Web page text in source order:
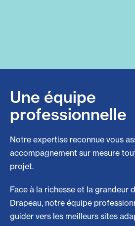
Une équipe
professionnelle
Notre expertise reconnue vous
accompagnement sur mesure
projet.
Face à la richesse et la grandeur
Drapeau, notre équipe
guider vers les meilleurs sites